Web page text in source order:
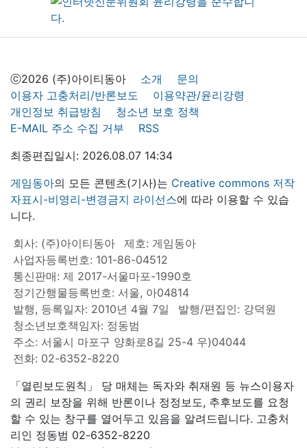
ⓒ2026 (주)아이티동아 소개
문의
이용자 고충처리/반론보도
이용약관/윤리강령
개인정보 취급방침
청소년 보호 정책
E-MAIL 주소 수집 거부
RSS
최종편집일시: 2026.08.07 14:34
게임동아의 모든 콘텐츠(기사)는 Creative commons 저작
자표시-비영리-변경금지 라이선스에 따라 이용할 수 있습
니다.
회사: (주)아이티동아
제호: 게임동아
사업자등록번호: 101-86-04512
통신판매: 제 2017-서울마포-1990호
정기간행물등록번호: 서울, 아04814
발행, 등록일자: 2010년 4월 7일
발행/편집인: 강덕원
청소년보호책임자: 정동범
주소: 서울시 마포구 양화로8길 25-4 우)04044
전화: 02-6352-8220
「열린보도원칙」 당 매체는 독자와 취재원 등 뉴스이용자
의 권리 보장을 위해 반론이나 정정보도, 추후보도를 요청
할 수 있는 창구를 열어두고 있음을 알려드립니다. 고충처
리인 정동범 02-6352-8220